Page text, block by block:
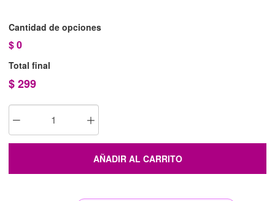
Cantidad de opciones
$0
Total final
$299
AÑADIR AL CARRITO